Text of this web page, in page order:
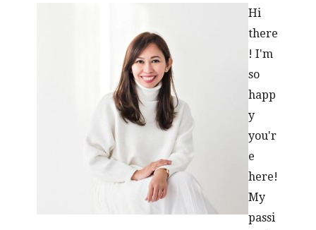
Hi
there
! I'm
so
happ
y
you'r
e
here!
My
passi